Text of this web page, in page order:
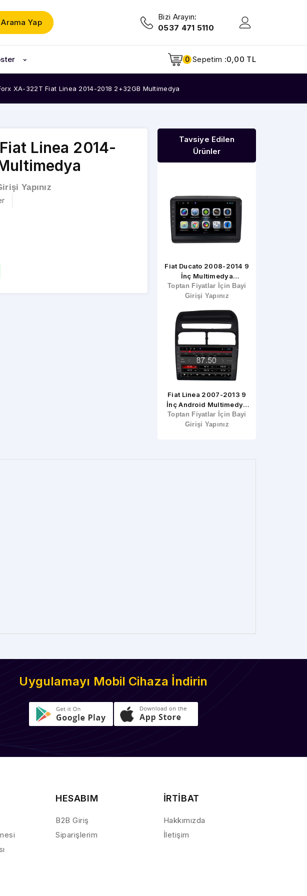
Arama Yap
Bizi Arayın:
0537 471 5110
0 Sepetim :0,00 TL
XA-322T Fiat Linea 2014-2018 2+32GB Multimedya
Linea 2014-
Yapınız
Tavsiye Edilen
Ürünler
2002-2009 9
Multimedya
Fiat Ducato 2008-2014 9
İnç Multimedya
Çerçevesi
Toptan Fiyatlar İçin Bayi
Girişi Yapınız
Fiat Linea 2007-2013 9
İnç Android Multimedya
Teyp Çerçeve
Toptan Fiyatlar İçin Bayi
Girişi Yapınız
Uygulamayı Mobil Cihaza İndirin
HESABIM
B2B Giriş
Siparişlerim
İRTİBAT
Hakkımızda
İletişim